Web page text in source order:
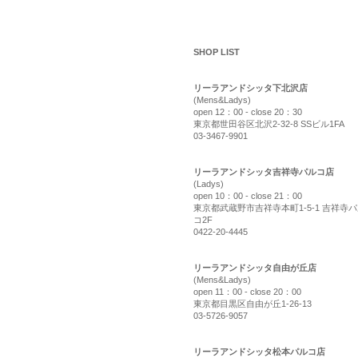
SHOP LIST
リーラアンドシッタ下北沢店
(Mens&Ladys)
open 12：00 - close 20：30
東京都世田谷区北沢2-32-8 SSビル1FA
03-3467-9901
リーラアンドシッタ吉祥寺パルコ店
(Ladys)
open 10：00 - close 21：00
東京都武蔵野市吉祥寺本町1-5-1 吉祥寺
コ2F
0422-20-4445
リーラアンドシッタ自由が丘店
(Mens&Ladys)
open 11：00 - close 20：00
東京都目黒区自由が丘1-26-13
03-5726-9057
リーラアンドシッタ松本パルコ店